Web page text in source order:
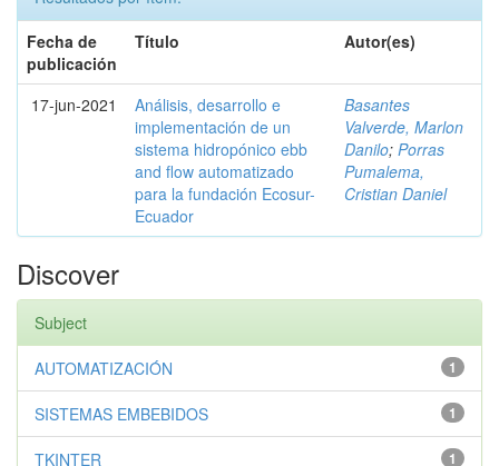
Fecha de
publicación
Título Autor(es)
17-jun-2021
Análisis, desarrollo e
implementación de un
sistema hidropónico ebb
and flow automatizado
para la fundación Ecosur-
Ecuador
Basantes
Valverde, Marlon
Danilo; Porras
Pumalema,
Cristian Daniel
Discover
Subject
1
AUTOMATIZACIÓN
1
SISTEMAS EMBEBIDOS
1
TKINTER